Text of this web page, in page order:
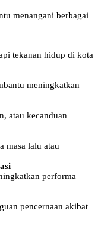
menangani berbagai
tekanan hidup di kota
meningkatkan
atau kecanduan
masa lalu atau
performa
pencernaan akibat